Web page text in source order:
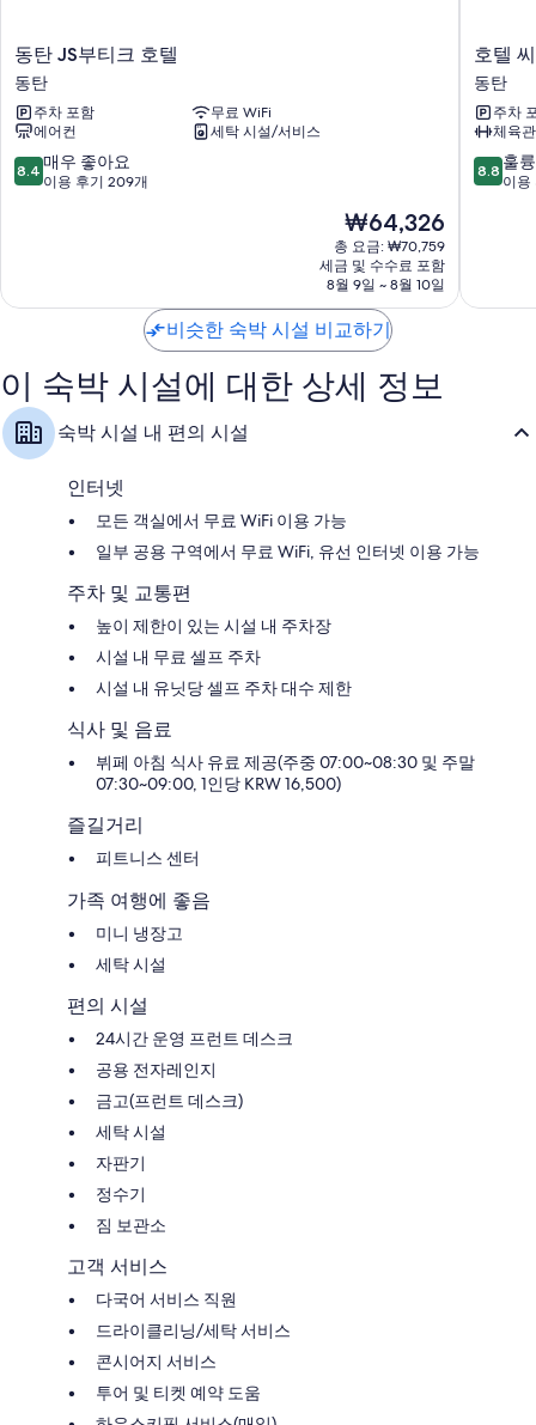
욕실 - 전자식 비데가 설치된 화장실 및 헤어드라이어 이용 가능
미니 냉장고, 난방 및 하우스키핑 서비스(매일)
동
탄
JS
부
티
크
호
동탄 JS부티크 호텔
동탄
주차 포함
무료 WiFi
에어컨
세탁 시설/서비스
10
점
매
아
요,
이
용
후
8.4 매우 좋아요
이용 후기 209개
현
재
요
금
₩64,326
₩64,326
총 요금: ₩70,759
세금 및 수수료 포함
8월 9일 ~ 8월 10일
호
텔
씨
엘
동
탄
호텔
동탄
주차
체육관
10
점
훌
8.8 훌
이용
비슷한 숙박 시설 비교하기
이 숙박 시설에 대한 상세 정보
숙박 시설 내 편의 시설
인터넷
모든 객실에서 무료 WiFi 이용 가능
일부 공용 구역에서 무료 WiFi, 유선 인터넷 이용 가능
주차 및 교통편
높이 제한이 있는 시설 내 주차장
시설 내 무료 셀프 주차
시설 내 유닛당 셀프 주차 대수 제한
식사 및 음료
뷔페 아침 식사 유료 제공(주중 07:00~08:30 및 주말
07:30~09:00, 1인당 KRW 16,500)
즐길거리
피트니스 센터
가족 여행에 좋음
미니 냉장고
세탁 시설
편의 시설
24시간 운영 프런트 데스크
공용 전자레인지
금고(프런트 데스크)
세탁 시설
자판기
정수기
짐 보관소
고객 서비스
다국어 서비스 직원
드라이클리닝/세탁 서비스
콘시어지 서비스
투어 및 티켓 예약 도움